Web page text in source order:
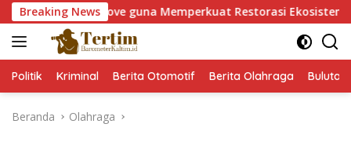
Langsung
ke
konten
Breaking News
Mangrove guna Memperkuat Restorasi Ekosistem Pesisir
Politik Kriminal Berita Otomotif Berita Olahraga
Beranda Olahraga